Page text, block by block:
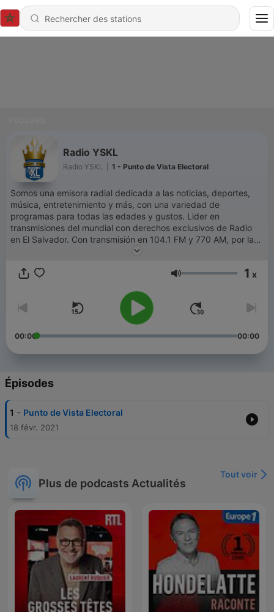
Radio YSKL
Radio YSKL 1 - Punto de Vista Electoral
Somos una emisora radial dedicada a las noticias, deportes,
música, entretenimiento y más, con una variedad de
programas para todas las edades y gustos. Lider en
transmisiones del mundial con derechos exclusivos de Radio
en El Salvador. Con transmisión en 104.1 FM y 770 AM, por la
Volume 1 x
00:00 00:00
Épisodes
1 - Punto de Vista Electoral
18 févr. 2021
Plus de podcasts Actualités
Tout voir